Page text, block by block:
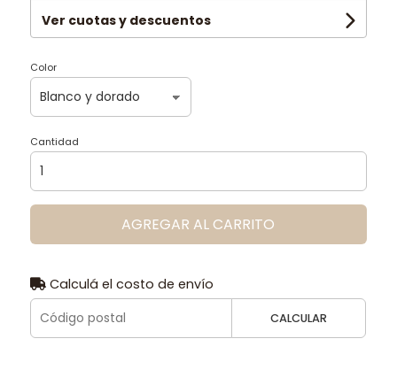
Ver cuotas y descuentos
Color
Cantidad
AGREGAR AL CARRITO
Calculá el costo de envío
CALCULAR